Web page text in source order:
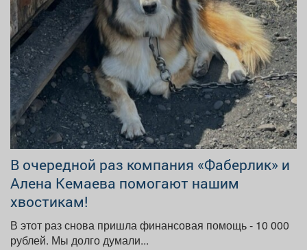
В очередной раз компания «Фаберлик» и
Алена Кемаева помогают нашим
хвостикам!
В этот раз снова пришла финансовая помощь - 10 000
рублей. Мы долго думали...